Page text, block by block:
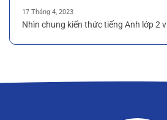
17 Tháng 4, 2023
Nhìn chung kiến thức tiếng Anh lớp 2